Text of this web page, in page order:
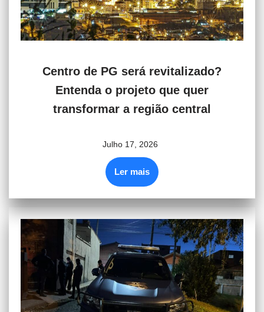
Centro de PG será revitalizado?
Entenda o projeto que quer
transformar a região central
Julho 17, 2026
Ler mais